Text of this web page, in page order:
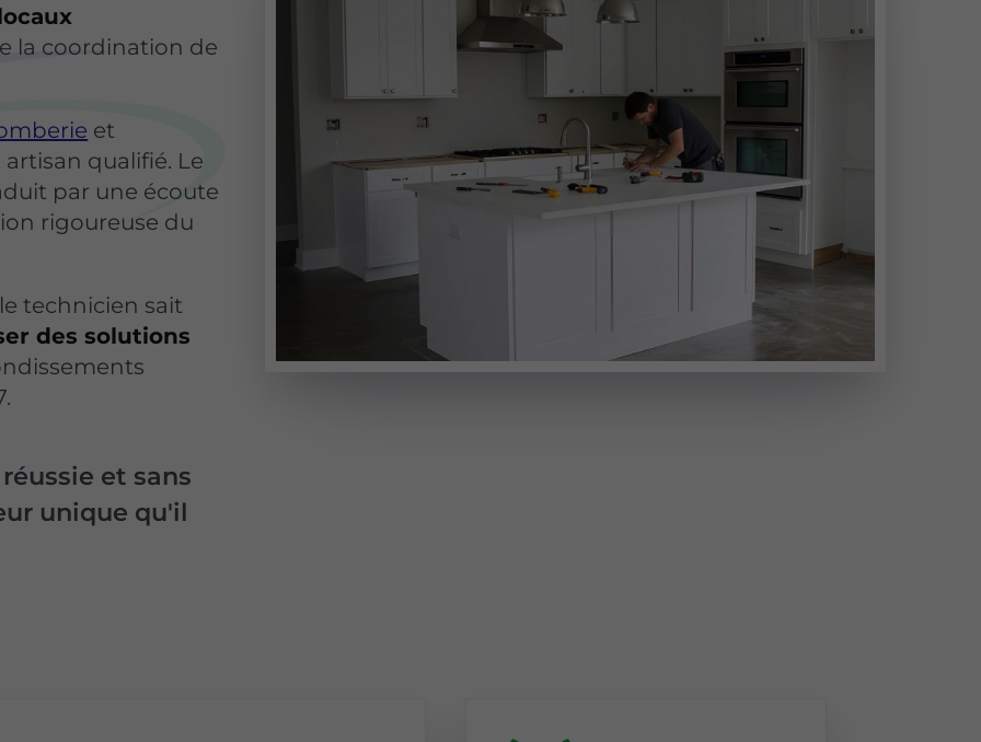
la coordination de
et
artisan qualifié. Le
par une écoute
rigoureuse du
technicien sait
des solutions
et sans
unique qu'il